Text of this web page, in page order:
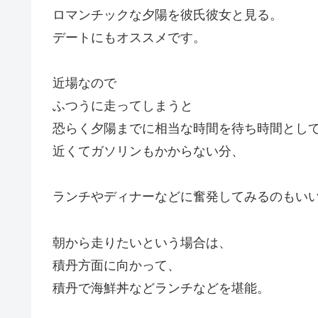
ロマンチックな夕陽を彼氏彼女と見る。
デートにもオススメです。
近場なので
ふつうに走ってしまうと
恐らく夕陽までに相当な時間を待ち時間とし
近くてガソリンもかからない分、
ランチやディナーなどに奮発してみるのもいい
朝から走りたいという場合は、
積丹方面に向かって、
積丹で海鮮丼などランチなどを堪能。